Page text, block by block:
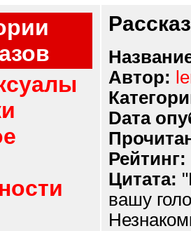
Автор:
Dата
Рейтинг:
Цитата:
вашу